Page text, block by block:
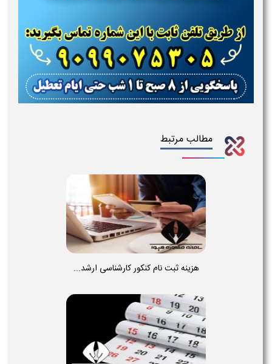
مطالب مرتبط
هزینه ثبت نام کنکور کارشناسی ارشد...